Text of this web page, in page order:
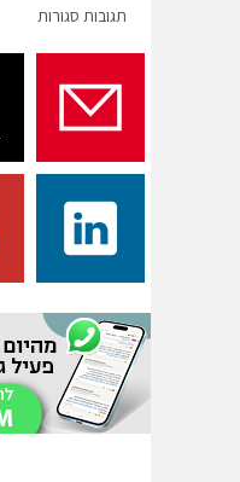
תגובות סגורות